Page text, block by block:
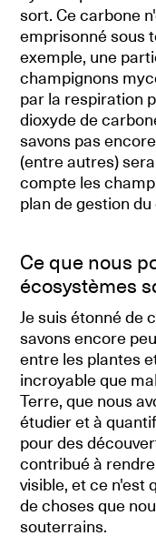
sort. Ce carbone
emprisonné sous
exemple, une
champignons
par la respiration
dioxyde de
savons pas
(entre autres)
compte les
plan de gestion
Ce que nous
écosystèmes
Je suis étonné de
savons encore
entre les plantes
incroyable que
Terre, que nous
étudier et à
pour des
contribué à
visible, et ce n'est
de choses que
souterrains.